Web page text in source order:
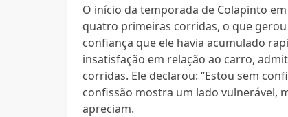
O início da temporada de Colapinto
quatro primeiras corridas, o que
confiança que ele havia acumulado
insatisfação em relação ao carro,
corridas. Ele declarou: “Estou sem
confissão mostra um lado vulnerável,
apreciam.